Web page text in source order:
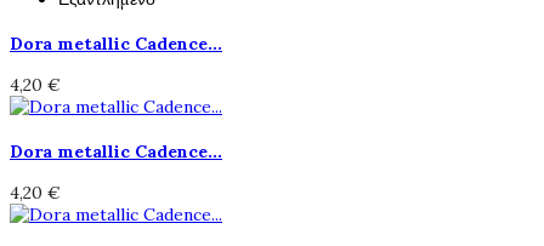
Dora metallic Cadence...
4,20 €
Dora metallic Cadence...
4,20 €